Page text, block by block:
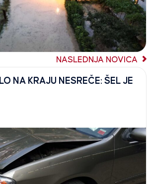
NASLEDNJA NOVICA
NA KRAJU NESREČE: ŠEL JE